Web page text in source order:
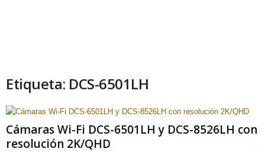
Etiqueta: DCS-6501LH
Cámaras Wi-Fi DCS-6501LH y DCS-8526LH con
resolución 2K/QHD